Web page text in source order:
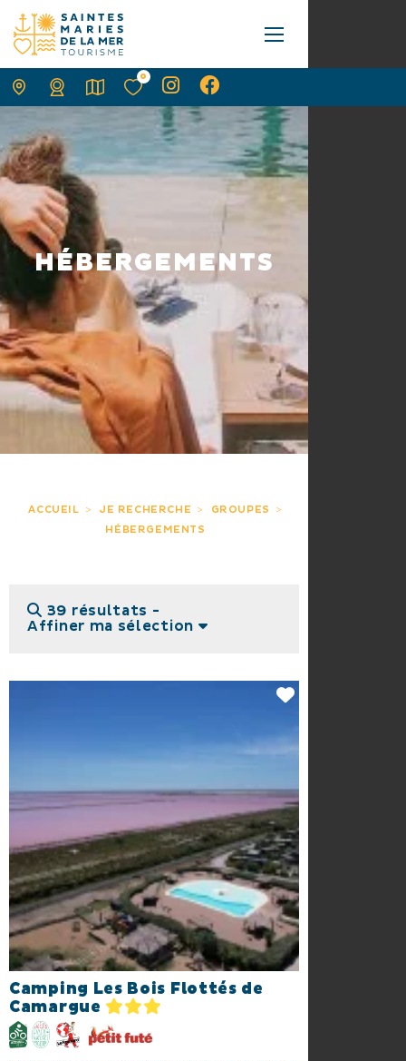
HÉBERGEMENTS
ACCUEIL JE RECHERCHE
GROUPES
HÉBERGEMENTS
39 résultats -
Affiner ma sélection
Camping Les Bois Flottés de
Camargue
0